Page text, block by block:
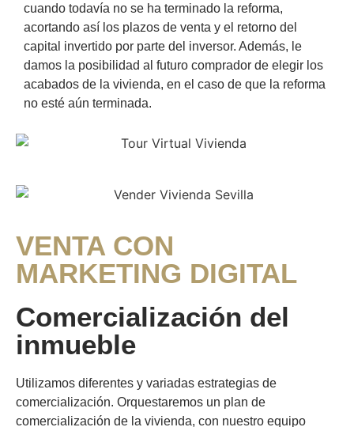
cuando todavía no se ha terminado la reforma,
acortando así los plazos de venta y el retorno del
capital invertido por parte del inversor. Además, le
damos la posibilidad al futuro comprador de elegir los
acabados de la vivienda, en el caso de que la reforma
no esté aún terminada.
VENTA CON
MARKETING DIGITAL
Comercialización del
inmueble
Utilizamos diferentes y variadas estrategias de
comercialización. Orquestaremos un plan de
comercialización de la vivienda, con nuestro equipo